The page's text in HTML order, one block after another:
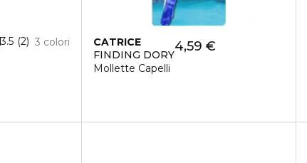
3 colori
3.5 2
CATRICE
FINDING DORY
Mollette Capelli
4,59 €